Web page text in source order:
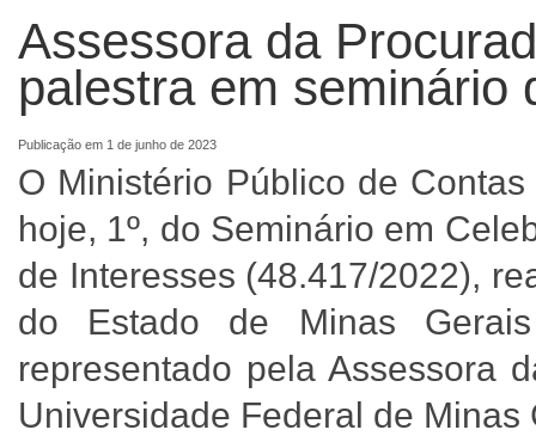
Assessora da
palestra em seminário
Publicação em 1 de junho de 2023
O Ministério Público de
hoje, 1º, do Seminário em
de Interesses (48.417/2022),
do Estado de Minas
representado pela Assessora
Universidade Federal de Minas